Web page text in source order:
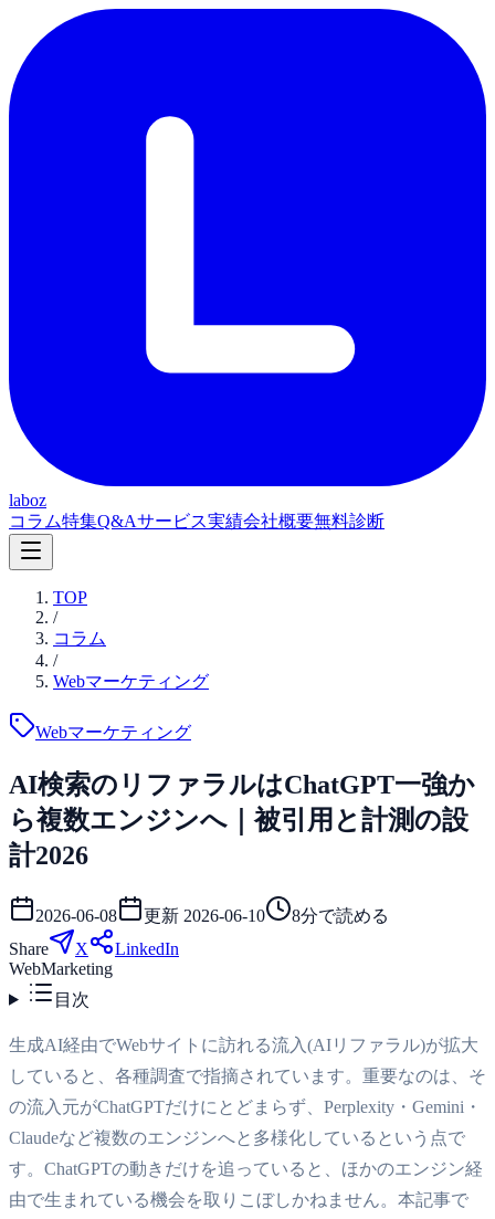
laboz
コラム特集Q&Aサービス実績会社概要無料診断
TOP
/
コラム
/
Webマーケティング
Webマーケティング
AI検索のリファラルはChatGPT一強か
ら複数エンジンへ｜被引用と計測の設
計2026
2026-06-08 更新 2026-06-10 8分で読める
Share
X
LinkedIn
WebMarketing
目次
生成AI経由でWebサイトに訪れる流入(AIリファラル)が拡大
していると、各種調査で指摘されています。重要なのは、そ
の流入元がChatGPTだけにとどまらず、Perplexity・Gemini・
Claudeなど複数のエンジンへと多様化しているという点で
す。ChatGPTの動きだけを追っていると、ほかのエンジン経
由で生まれている機会を取りこぼしかねません。本記事で